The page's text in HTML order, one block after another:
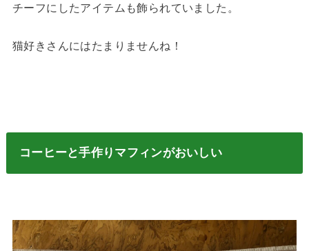
チーフにしたアイテムも飾られていました。
猫好きさんにはたまりませんね！
コーヒーと手作りマフィンがおいしい